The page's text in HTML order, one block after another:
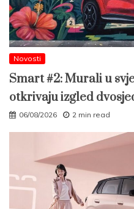
Novosti
Smart #2: Murali u
otkrivaju izgled
06/08/2026 2 min read